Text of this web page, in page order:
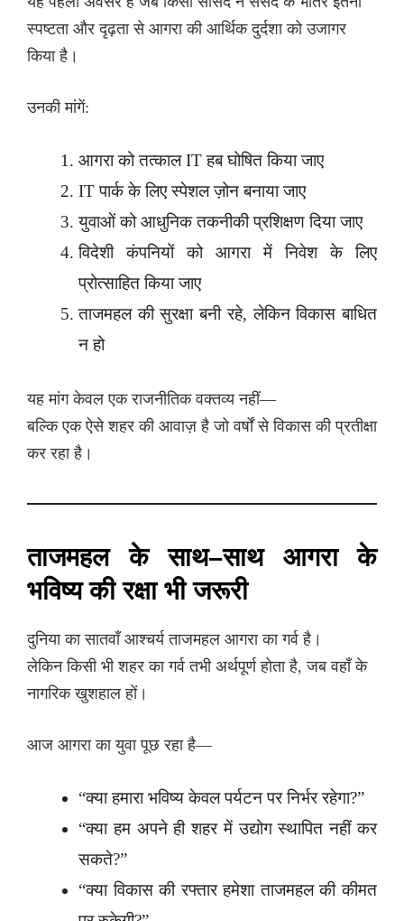
स्पष्टता और दृढ़ता से आगरा की आर्थिक दुर्दशा को उजागर
किया है।
उनकी मांगें:
आगरा को तत्काल IT हब घोषित किया जाए
IT पार्क के लिए स्पेशल ज़ोन बनाया जाए
युवाओं को आधुनिक तकनीकी प्रशिक्षण दिया जाए
विदेशी कंपनियों को आगरा में निवेश के लिए
प्रोत्साहित किया जाए
ताजमहल की सुरक्षा बनी रहे, लेकिन विकास बाधित
न हो
यह मांग केवल एक राजनीतिक वक्तव्य नहीं—
बल्कि एक ऐसे शहर की आवाज़ है जो वर्षों से विकास की प्रतीक्षा
कर रहा है।
ताजमहल के साथ–साथ आगरा के
भविष्य की रक्षा भी जरूरी
दुनिया का सातवाँ आश्चर्य ताजमहल आगरा का गर्व है।
लेकिन किसी भी शहर का गर्व तभी अर्थपूर्ण होता है, जब वहाँ के
नागरिक खुशहाल हों।
आज आगरा का युवा पूछ रहा है—
“क्या हमारा भविष्य केवल पर्यटन पर निर्भर रहेगा?”
“क्या हम अपने ही शहर में उद्योग स्थापित नहीं कर
सकते?”
“क्या विकास की रफ्तार हमेशा ताजमहल की कीमत